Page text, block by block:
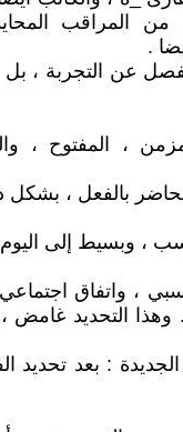
من المراقب
.
عن التجربة ، بل
، المفتوح ،
بالفعل ،
، وبسيط إلى
، واتفاق
. وهذا التحديد غامض
: بعد تحديد